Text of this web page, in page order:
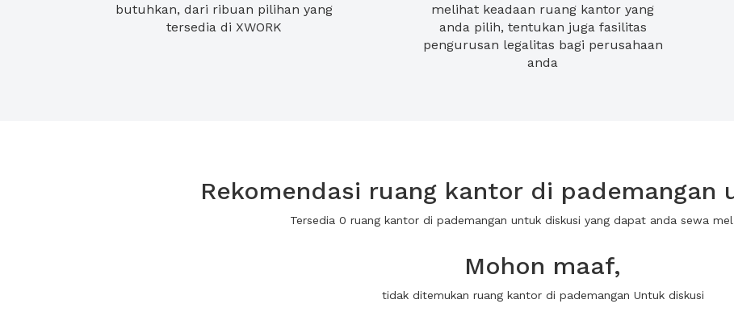
butuhkan, dari ribuan pilihan yang
tersedia di XWORK
melihat keadaan ruang kantor yang
anda pilih, tentukan juga fasilitas
pengurusan legalitas bagi perusahaan
anda
Rekomendasi ruang kantor di pademangan
Tersedia 0 ruang kantor di pademangan untuk diskusi yang dapat anda sewa
Mohon maaf,
tidak ditemukan ruang kantor di pademangan Untuk diskusi